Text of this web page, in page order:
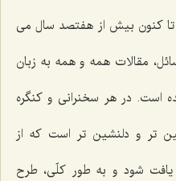
تا كنون بيش از هفتصد سال مى
مقالات همه و همه به زبان
است. در هر سخنرانى و كنگره
‌تر و دلنشين ‌تر است كه از
يافت شود و به طور كلّى، طرح